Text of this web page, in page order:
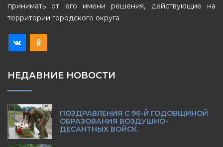
принимать от его имени решения, действующие на
территории городского округа
НЕДАВНИЕ НОВОСТИ
ПОЗДРАВЛЕНИЯ С 96-Й ГОДОВЩИНОЙ
ОБРАЗОВАНИЯ ВОЗДУШНО-
ДЕСАНТНЫХ ВОЙСК.